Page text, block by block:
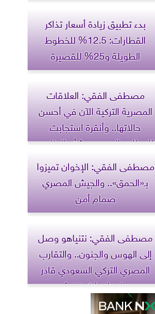
بدء تطبيق زيادة أسعار تذاكر
القطارات: 12.5% للخطوط
الطويلة و25% للقصيرة
مصطفى الفقي: العلاقات
المصرية التركية الآن في أحسن
حالاتها.. وأنقرة استجابت
للمطلب المصري بشأن العناصر
مصطفى الفقي: الإخوان تميزوا
بـ«الحمق».. والجيش المصري
صمام أمن
مصطفى الفقي: نتنياهو وصل
إلى الهوس والجنون.. والتقارب
المصري التركي السعودي قادر
على إحداث خضة